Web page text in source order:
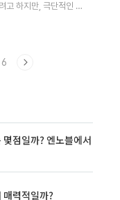
고 하지만, 극단적인 방
지속하지 못하는 경우
다.이 글에서는 누구나
6